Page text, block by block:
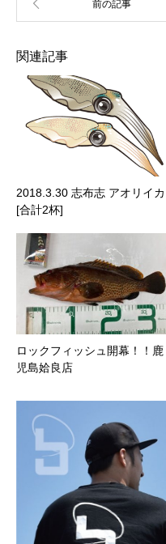
関連記事
2018.3.30 志布志 アオリイカ
[合計2杯]
ロックフィッシュ開幕！！鹿
児島姶良店